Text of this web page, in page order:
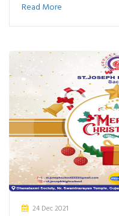
Read More
24 Dec 2021